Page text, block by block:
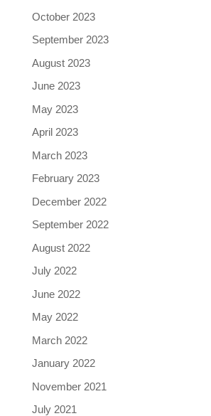
October 2023
September 2023
August 2023
June 2023
May 2023
April 2023
March 2023
February 2023
December 2022
September 2022
August 2022
July 2022
June 2022
May 2022
March 2022
January 2022
November 2021
July 2021